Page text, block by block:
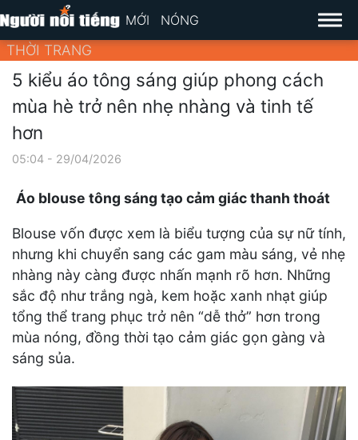
MỚI NÓNG
THỜI TRANG
5 kiểu áo tông sáng giúp phong cách
mùa hè trở nên nhẹ nhàng và tinh tế
hơn
05:04 - 29/04/2026
Áo blouse tông sáng tạo cảm giác thanh thoát
Blouse vốn được xem là biểu tượng của sự nữ tính,
nhưng khi chuyển sang các gam màu sáng, vẻ nhẹ
nhàng này càng được nhấn mạnh rõ hơn. Những
sắc độ như trắng ngà, kem hoặc xanh nhạt giúp
tổng thể trang phục trở nên “dễ thở” hơn trong
mùa nóng, đồng thời tạo cảm giác gọn gàng và
sáng sủa.